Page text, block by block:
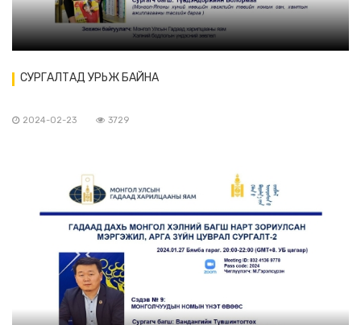
СУРГАЛТАД УРЬЖ БАЙНА
2024-02-23 3729